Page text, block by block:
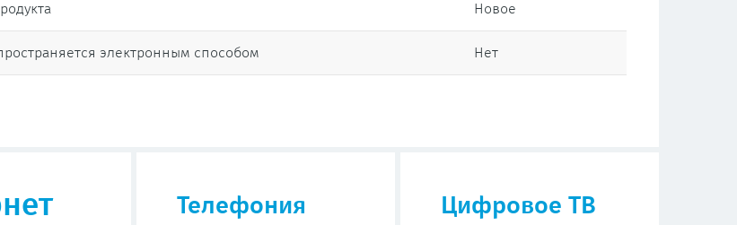
Новое
электронным способом Нет
Телефония Цифровое ТВ